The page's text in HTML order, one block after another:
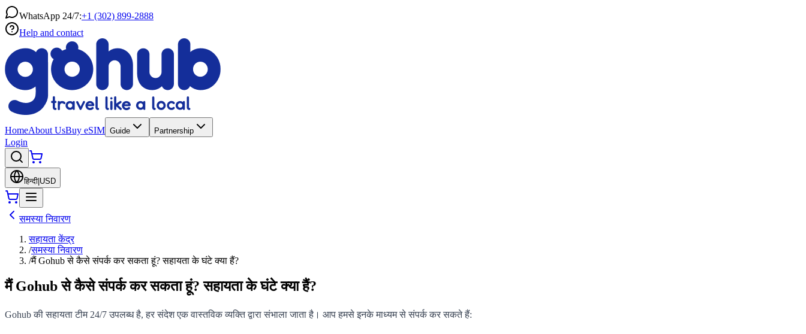
WhatsApp 24/7:+1 (302) 899-2888
Help and contact
HomeAbout UsBuy eSIM Guide Partnership
Login
हिन्दी USD
समस्या निवारण
सहायता केंद्र
/समस्या निवारण
/मैं Gohub से कैसे संपर्क कर सकता हूं? सहायता के घंटे क्या हैं?
मैं Gohub से कैसे संपर्क कर सकता हूं? सहायता के घंटे क्या हैं?
Gohub की सहायता टीम 24/7 उपलब्ध है, हर संदेश एक वास्तविक व्यक्ति द्वारा संभाला जाता है। आप हमसे इनके माध्यम से संपर्क कर सकते हैं: